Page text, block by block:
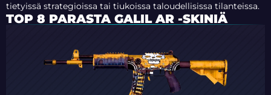
tietyissä strategioissa tai tiukoissa taloudellisissa tilanteissa.
TOP 8 PARASTA GALIL AR -SKINIÄ